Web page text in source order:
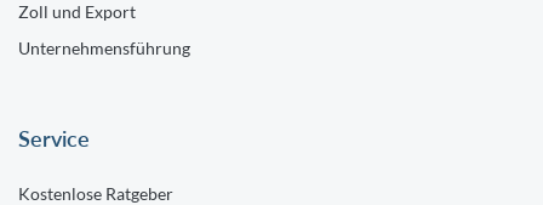
Zoll und Export
Unternehmensführung
Service
Kostenlose Ratgeber